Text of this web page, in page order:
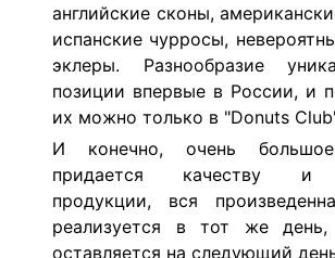
английские сконы,
испанские чурросы,
эклеры. Разнообразие
позиции впервые в России, и
их можно только в "Donuts
И конечно, очень большое
придается качеству и
продукции, вся
реализуется в тот же
оставляется на следующий